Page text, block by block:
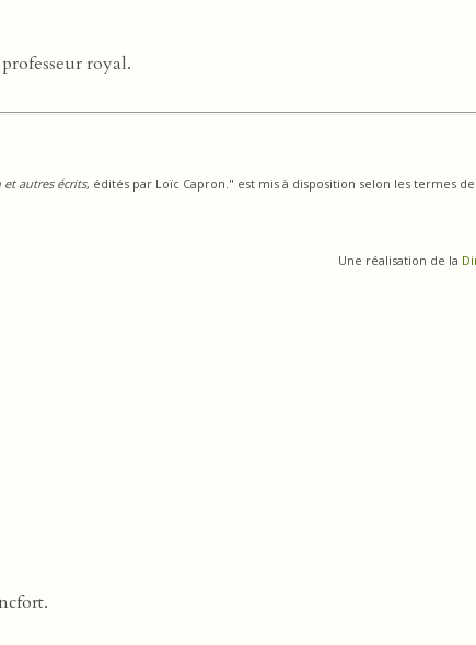
royal.
autres écrits, édités par Loïc Capron." est mis à disposition selon les termes de
Une réalisation de la